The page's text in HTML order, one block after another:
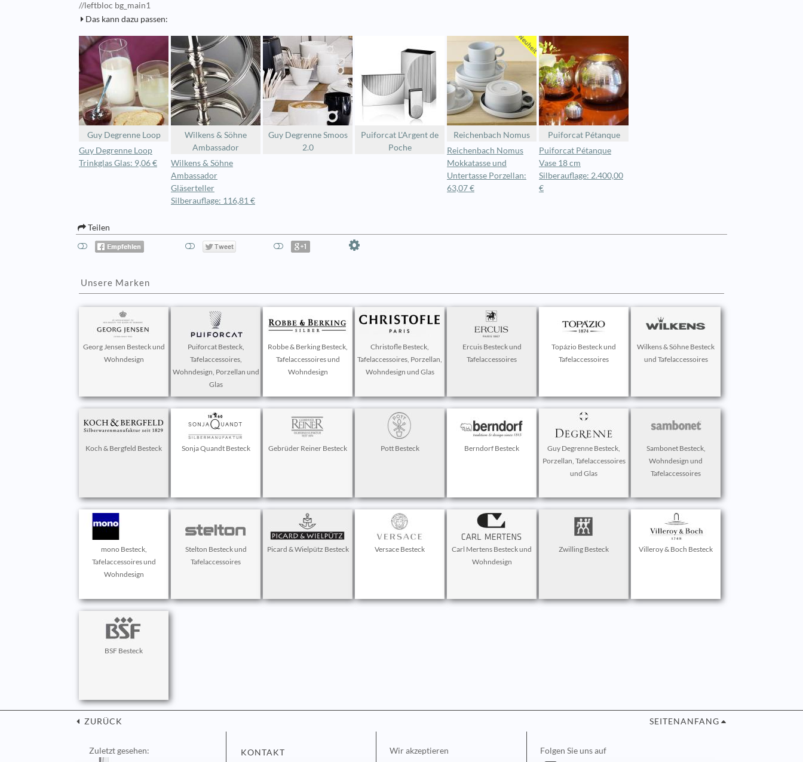
//leftbloc bg_main1
Das kann dazu passen:
Guy Degrenne Loop
Guy Degrenne Loop
Trinkglas Glas: 9,06 €
Wilkens & Söhne
Ambassador
Wilkens & Söhne
Ambassador
Gläserteller
Silberauflage: 116,81 €
Guy Degrenne Smoos
2.0
Puiforcat L'Argent de
Poche
Reichenbach Nomus
Reichenbach Nomus
Mokkatasse und
Untertasse Porzellan:
63,07 €
Puiforcat Pétanque
Puiforcat Pétanque
Vase 18 cm
Silberauflage: 2.400,00
€
Teilen
Unsere Marken
Georg Jensen Besteck und
Wohndesign
Puiforcat Besteck,
Tafelaccessoires,
Wohndesign, Porzellan und
Glas
Robbe & Berking Besteck,
Tafelaccessoires und
Wohndesign
Christofle Besteck,
Tafelaccessoires, Porzellan,
Wohndesign und Glas
Ercuis Besteck und
Tafelaccessoires
Topázio Besteck und
Tafelaccessoires
Wilkens & Söhne Besteck
und Tafelaccessoires
Koch & Bergfeld Besteck Sonja Quandt Besteck Gebrüder Reiner Besteck Pott Besteck Berndorf Besteck
Guy Degrenne Besteck,
Porzellan, Tafelaccessoires
und Glas
Sambonet Besteck,
Wohndesign und
Tafelaccessoires
mono Besteck,
Tafelaccessoires und
Wohndesign
Stelton Besteck und
Tafelaccessoires
Picard & Wielpütz Besteck Versace Besteck
Carl Mertens Besteck und
Wohndesign
Zwilling Besteck Villeroy & Boch Besteck
BSF Besteck
ZURÜCK SEITENANFANG
Zuletzt gesehen: KONTAKT Wir akzeptieren Folgen Sie uns auf